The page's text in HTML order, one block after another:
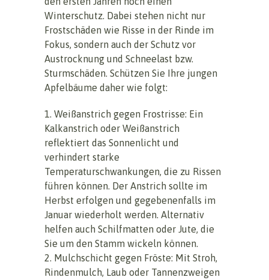
Winterschutz. Dabei stehen nicht nur
Frostschäden wie Risse in der Rinde im
Fokus, sondern auch der Schutz vor
Austrocknung und Schneelast bzw.
Sturmschäden. Schützen Sie Ihre jungen
Apfelbäume daher wie folgt:
1. Weißanstrich gegen Frostrisse: Ein
Kalkanstrich oder Weißanstrich
reflektiert das Sonnenlicht und
verhindert starke
Temperaturschwankungen, die zu Rissen
führen können. Der Anstrich sollte im
Herbst erfolgen und gegebenenfalls im
Januar wiederholt werden. Alternativ
helfen auch Schilfmatten oder Jute, die
Sie um den Stamm wickeln können.
2. Mulchschicht gegen Fröste: Mit Stroh,
Rindenmulch, Laub oder Tannenzweigen